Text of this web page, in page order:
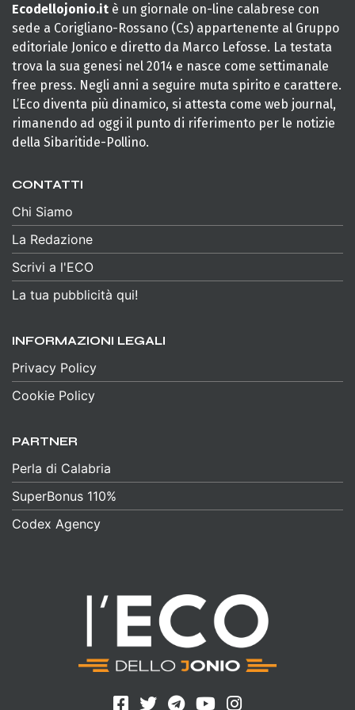
Ecodellojonio.it è un giornale on-line calabrese con
sede a Corigliano-Rossano (Cs) appartenente al Gruppo
editoriale Jonico e diretto da Marco Lefosse. La testata
trova la sua genesi nel 2014 e nasce come settimanale
free press. Negli anni a seguire muta spirito e carattere.
L’Eco diventa più dinamico, si attesta come web journal,
rimanendo ad oggi il punto di riferimento per le notizie
della Sibaritide-Pollino.
CONTATTI
Chi Siamo
La Redazione
Scrivi a l'ECO
La tua pubblicità qui!
INFORMAZIONI LEGALI
Privacy Policy
Cookie Policy
PARTNER
Perla di Calabria
SuperBonus 110%
Codex Agency